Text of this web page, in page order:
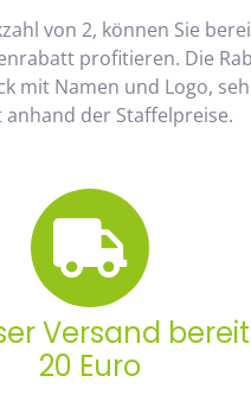
von 2, können Sie
profitieren. Die
mit Namen und Logo,
anhand der Staffelpreise.
Versand
20 Euro